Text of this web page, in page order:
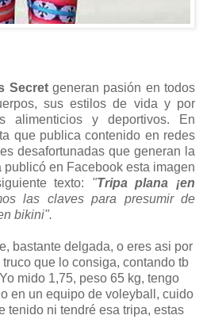
Secret generan pasión en todos
sus estilos de vida y por
alimenticios y deportivos. En
que publica contenido en redes
desafortunadas que generan la
publicó en Facebook esta imagen
texto: "Tripa plana ¡en
las claves para presumir de
bikini".
bastante delgada, o eres asi por
que lo consiga, contando tb
mido 1,75, peso 65 kg, tengo
en un equipo de voleyball, cuido
tenido ni tendré esa tripa, estas